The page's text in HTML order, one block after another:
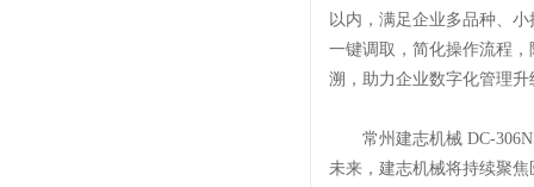
以内，满足企业多品种、
一键调取，简化操作流程
溯，助力企业数字化管理升
常州建志机械 DC-306NS
未来，建志机械将持续聚